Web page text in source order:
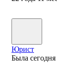
Юрист
Была сегодня